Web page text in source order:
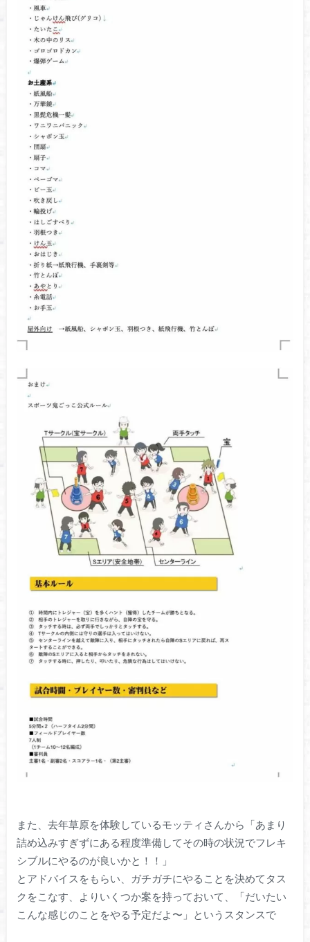
また、去年草原を体験しているモッティさんから「あまり
詰め込みすぎずにある程度準備してその時の状況でフレキ
シブルにやるのが良いかと！！」
とアドバイスをもらい、ガチガチにやることを決めてタス
クをこなす、よりいくつか案を持っておいて、「だいたい
こんな感じのことをやる予定だよ〜」というスタンスで